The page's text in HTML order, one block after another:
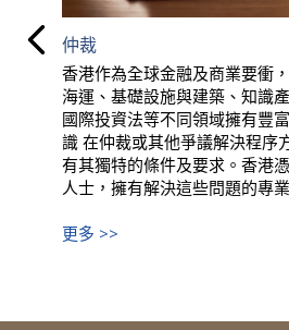
仲裁
香港作為全球金融及商業要衝
海運、基礎設施與建築、知識
國際投資法等不同領域擁有豐
識 在仲裁或其他爭議解決程序
有其獨特的條件及要求。香港
人士，擁有解決這些問題的專
更多 >>